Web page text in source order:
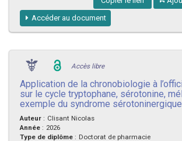
Accéder au document
Accès libre
Application de la chronobiologie à
sur le cycle tryptophane, sérotonine,
exemple du syndrome sérotoninergique
Auteur : Clisant Nicolas
Année : 2026
Type de diplôme : Doctorat de pharmacie